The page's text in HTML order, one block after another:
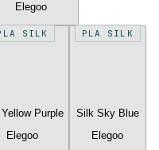
Elegoo
SILK
Purple
Elegoo
PLA SILK
Silk Sky Blue
Elegoo